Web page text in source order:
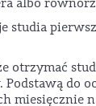
studia
otrzymać
do
miesięcznie